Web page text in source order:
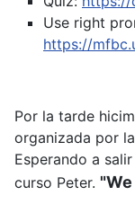
Use right
https://
Por la tarde
organizada por
Esperando a
curso Peter.